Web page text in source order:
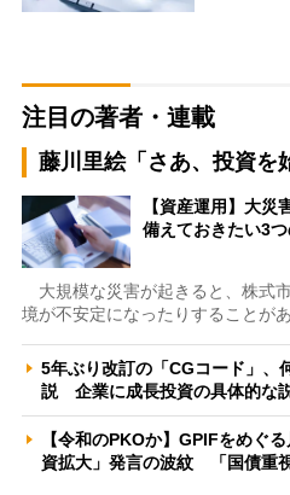
注目の著者・連載
藤川里絵「さあ、投資を
【資産運用】大災
備えておきたい3
大規模な災害が起きると、株式
境が不安定になったりすることが
5年ぶり改訂の「CGコード」、
説 企業に成長投資の具体的な
【令和のPKOか】GPIFをめぐ
資拡大」発言の波紋 「国債重